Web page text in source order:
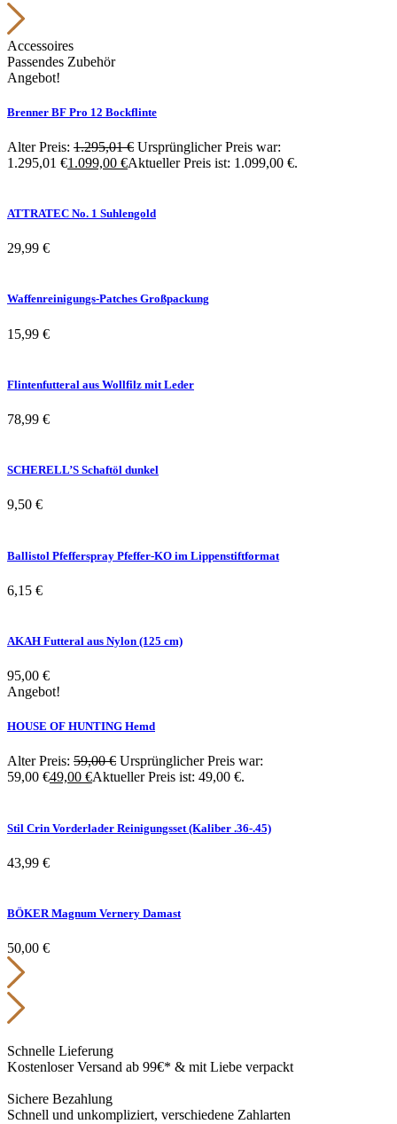
Accessoires
Passendes Zubehör
Angebot!
Brenner BF Pro 12 Bockflinte
Alter Preis: 1.295,01€ Ursprünglicher Preis war:
1.295,01 €1.099,00 €Aktueller Preis ist: 1.099,00 €.
ATTRATEC No. 1 Suhlengold
29,99 €
Waffenreinigungs-Patches Großpackung
15,99 €
Flintenfutteral aus Wollfilz mit Leder
78,99 €
SCHERELL’S Schaftöl dunkel
9,50 €
Ballistol Pfefferspray Pfeffer-KO im Lippenstiftformat
6,15 €
AKAH Futteral aus Nylon (125 cm)
95,00 €
Angebot!
HOUSE OF HUNTING Hemd
Alter Preis: 59,00€ Ursprünglicher Preis war:
59,00 €49,00 €Aktueller Preis ist: 49,00 €.
Stil Crin Vorderlader Reinigungsset (Kaliber .36-.45)
43,99 €
BÖKER Magnum Vernery Damast
50,00 €
Schnelle Lieferung
Kostenloser Versand ab 99€* & mit Liebe verpackt
Sichere Bezahlung
Schnell und unkompliziert, verschiedene Zahlarten